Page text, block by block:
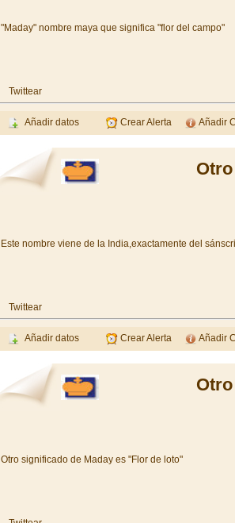
"Maday" nombre maya que significa "flor del campo"
Twittear
Añadir datos Crear Alerta Añadir
Este nombre viene de la India,exactamente del
Twittear
Añadir datos Crear Alerta Añadir
Otro significado de Maday es "Flor de loto"